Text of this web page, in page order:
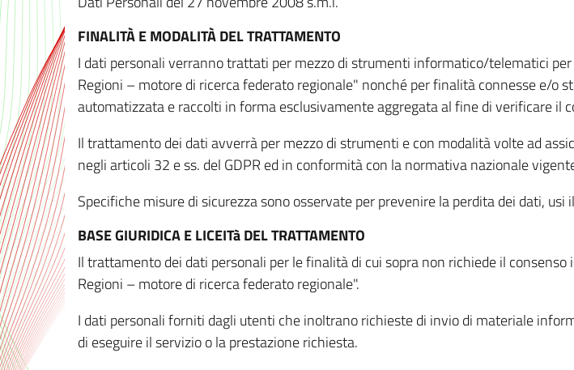
FINALITÀ E MODALITÀ DEL TRATTAMENTO
I dati personali verranno trattati per mezzo di strumenti informatico/telematici
Regioni – motore di ricerca federato regionale" nonché per finalità connesse e/o
automatizzata e raccolti in forma esclusivamente aggregata al fine di verificare il
Il trattamento dei dati avverrà per mezzo di strumenti e con modalità volte ad
negli articoli 32 e ss. del GDPR ed in conformità con la normativa nazionale
Specifiche misure di sicurezza sono osservate per prevenire la perdita dei dati,
BASE GIURIDICA E LICEITà DEL TRATTAMENTO
Il trattamento dei dati personali per le finalità di cui sopra non richiede il
Regioni – motore di ricerca federato regionale".
I dati personali forniti dagli utenti che inoltrano richieste di invio di materiale
di eseguire il servizio o la prestazione richiesta.